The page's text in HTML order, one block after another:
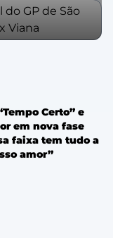
Certo” e
em nova fase
faixa tem tudo a
amor”